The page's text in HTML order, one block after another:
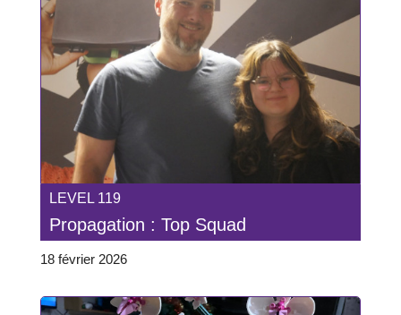
LEVEL 119
Propagation : Top Squad
18 février 2026